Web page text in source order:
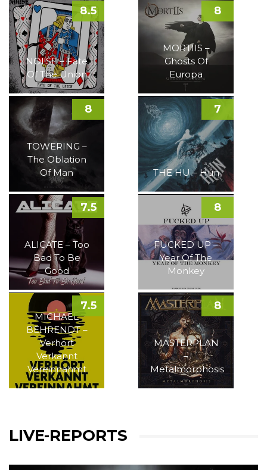
LIVE-REPORTS
NOI!SE – Fate
Of The Union
8.5
MORTIIS –
Ghosts Of
Europa
8
TOWERING –
The Oblation
Of Man
8
THE HU – Hun
7
ALICATE – Too
Bad To Be
Good
7.5
FUCKED UP –
Year Of The
Monkey
8
MICHAEL
BEHRENDT –
Verhört
Verkannt
Vereinnahmt
7.5
MASTERPLAN
–
Metalmorphosis
8